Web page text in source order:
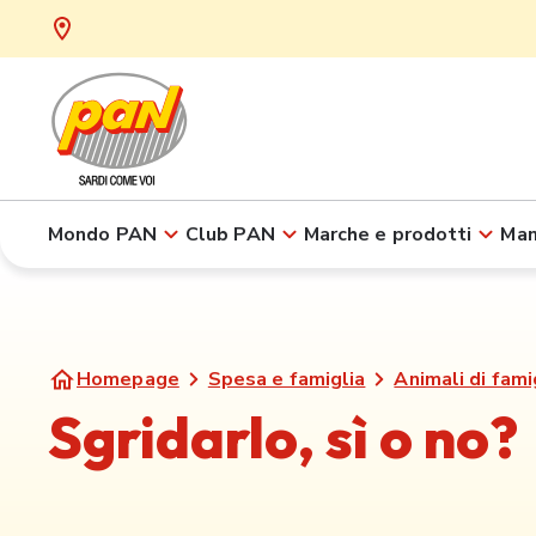
Mondo PAN Club PAN Marche e prodotti
Homepage Spesa e famiglia Animali di
Sgridarlo, sì o no?